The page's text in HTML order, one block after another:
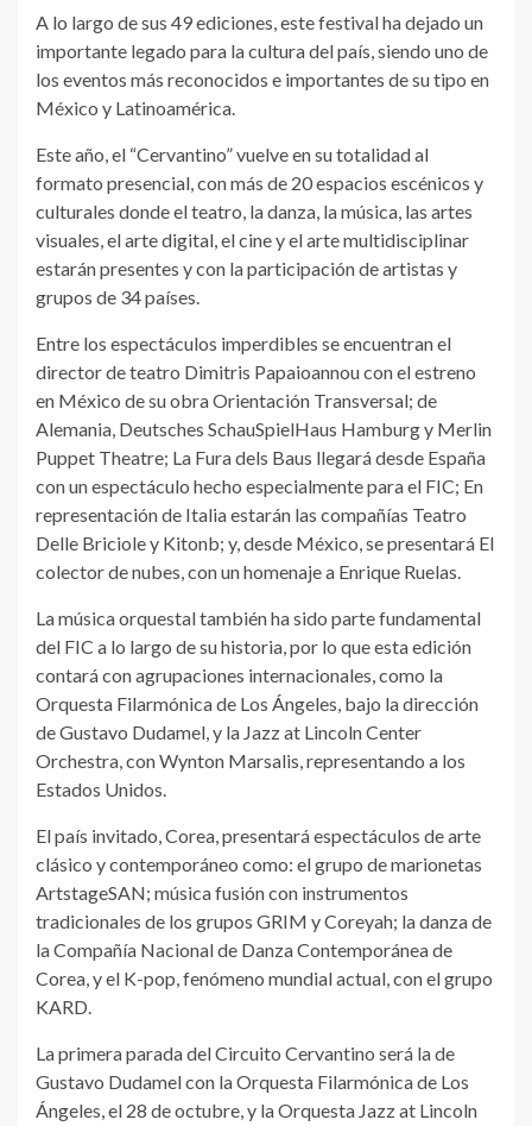
A lo largo de sus 49 ediciones, este festival ha dejado un
importante legado para la cultura del país, siendo uno de
los eventos más reconocidos e importantes de su tipo en
México y Latinoamérica.
Este año, el “Cervantino” vuelve en su totalidad al
formato presencial, con más de 20 espacios escénicos y
culturales donde el teatro, la danza, la música, las artes
visuales, el arte digital, el cine y el arte multidisciplinar
estarán presentes y con la participación de artistas y
grupos de 34 países.
Entre los espectáculos imperdibles se encuentran el
director de teatro Dimitris Papaioannou con el estreno
en México de su obra Orientación Transversal; de
Alemania, Deutsches SchauSpielHaus Hamburg y Merlin
Puppet Theatre; La Fura dels Baus llegará desde España
con un espectáculo hecho especialmente para el FIC; En
representación de Italia estarán las compañías Teatro
Delle Briciole y Kitonb; y, desde México, se presentará El
colector de nubes, con un homenaje a Enrique Ruelas.
La música orquestal también ha sido parte fundamental
del FIC a lo largo de su historia, por lo que esta edición
contará con agrupaciones internacionales, como la
Orquesta Filarmónica de Los Ángeles, bajo la dirección
de Gustavo Dudamel, y la Jazz at Lincoln Center
Orchestra, con Wynton Marsalis, representando a los
Estados Unidos.
El país invitado, Corea, presentará espectáculos de arte
clásico y contemporáneo como: el grupo de marionetas
ArtstageSAN; música fusión con instrumentos
tradicionales de los grupos GRIM y Coreyah; la danza de
la Compañía Nacional de Danza Contemporánea de
Corea, y el K-pop, fenómeno mundial actual, con el grupo
KARD.
La primera parada del Circuito Cervantino será la de
Gustavo Dudamel con la Orquesta Filarmónica de Los
Ángeles, el 28 de octubre, y la Orquesta Jazz at Lincoln